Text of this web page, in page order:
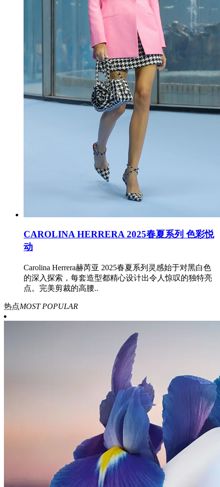
CAROLINA HERRERA 2025春夏系列 色彩悦
动
Carolina Herrera赫芮亚 2025春夏系列灵感始于对黑白色
的深入探索，每套造型都精心设计出令人惊叹的独特亮
点。完美剪裁的高腰..
热点MOST POPULAR